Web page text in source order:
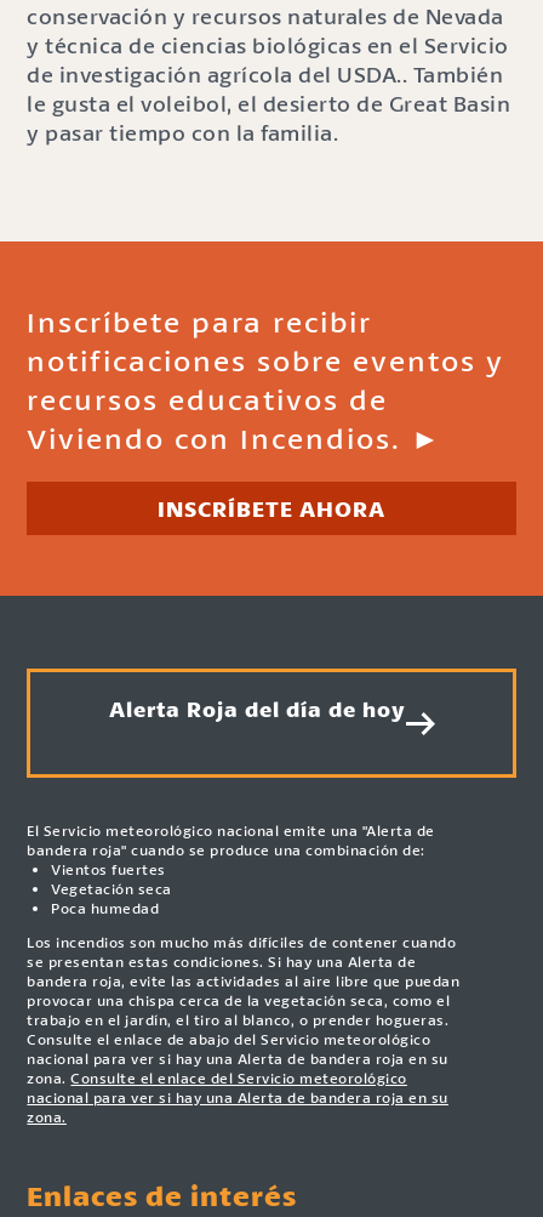
conservación y recursos naturales de Nevada
y técnica de ciencias biológicas en el Servicio
de investigación agrícola del USDA.. También
le gusta el voleibol, el desierto de Great Basin
y pasar tiempo con la familia.
Inscríbete para recibir
notificaciones sobre eventos y
recursos educativos de
Viviendo con Incendios. ►
INSCRÍBETE AHORA
Alerta Roja del día de hoy
El Servicio meteorológico nacional emite una "Alerta de
bandera roja" cuando se produce una combinación de:
Vientos fuertes
Vegetación seca
Poca humedad
Los incendios son mucho más difíciles de contener cuando
se presentan estas condiciones. Si hay una Alerta de
bandera roja, evite las actividades al aire libre que puedan
provocar una chispa cerca de la vegetación seca, como el
trabajo en el jardín, el tiro al blanco, o prender hogueras.
Consulte el enlace de abajo del Servicio meteorológico
nacional para ver si hay una Alerta de bandera roja en su
zona.Consulte el enlace del Servicio meteorológico
nacional para ver si hay una Alerta de bandera roja en su
zona.
Enlaces de interés